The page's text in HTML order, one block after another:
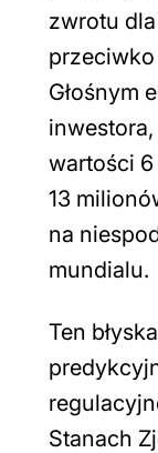
zwrotu
Głośnym
wartości
13
na
mundialu.
Ten
Stanach